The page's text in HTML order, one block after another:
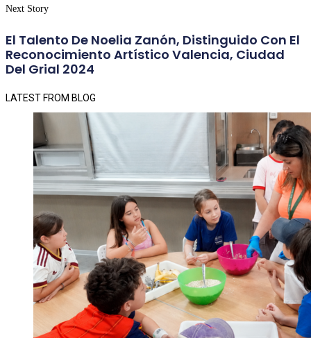
Next Story
El Talento De Noelia Zanón, Distinguido Con El
Reconocimiento Artístico Valencia, Ciudad
Del Grial 2024
LATEST FROM BLOG